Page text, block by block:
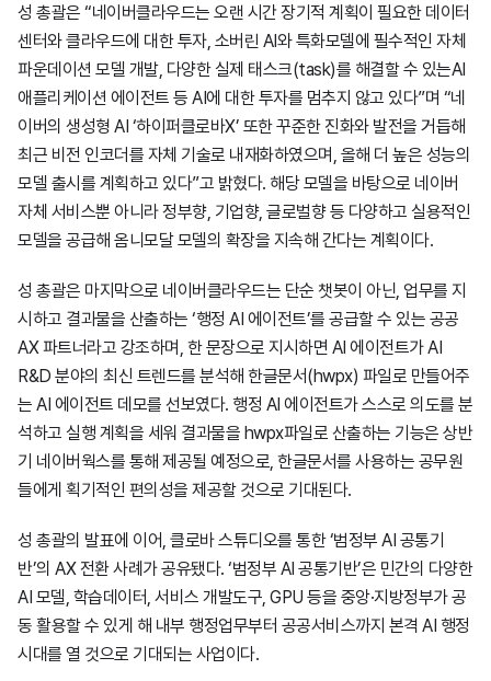
성 총괄은 “네이버클라우드는 오랜 시간 장기적 계획이 필요한 데이터
센터와 클라우드에 대한 투자, 소버린 AI와 특화모델에 필수적인 자체
파운데이션 모델 개발, 다양한 실제 태스크(task)를 해결할 수 있는AI
애플리케이션 에이전트 등 AI에 대한 투자를 멈추지 않고 있다”며 “네
이버의 생성형 AI ‘하이퍼클로바X’ 또한 꾸준한 진화와 발전을 거듭해
최근 비전 인코더를 자체 기술로 내재화하였으며, 올해 더 높은 성능의
모델 출시를 계획하고 있다”고 밝혔다. 해당 모델을 바탕으로 네이버
자체 서비스뿐 아니라 정부향, 기업향, 글로벌향 등 다양하고 실용적인
모델을 공급해 옴니모달 모델의 확장을 지속해 간다는 계획이다.
성 총괄은 마지막으로 네이버클라우드는 단순 챗봇이 아닌, 업무를 지
시하고 결과물을 산출하는 ‘행정 AI 에이전트’를 공급할 수 있는 공공
AX 파트너라고 강조하며, 한 문장으로 지시하면 AI 에이전트가 AI
R&D 분야의 최신 트렌드를 분석해 한글문서(hwpx) 파일로 만들어주
는 AI 에이전트 데모를 선보였다. 행정 AI 에이전트가 스스로 의도를 분
석하고 실행 계획을 세워 결과물을 hwpx파일로 산출하는 기능은 상반
기 네이버웍스를 통해 제공될 예정으로, 한글문서를 사용하는 공무원
들에게 획기적인 편의성을 제공할 것으로 기대된다.
성 총괄의 발표에 이어, 클로바 스튜디오를 통한 ‘범정부 AI 공통기
반’의 AX 전환 사례가 공유됐다. ‘범정부 AI 공통기반’은 민간의 다양한
AI 모델, 학습데이터, 서비스 개발도구, GPU 등을 중앙·지방정부가 공
동 활용할 수 있게 해 내부 행정업무부터 공공서비스까지 본격 AI 행정
시대를 열 것으로 기대되는 사업이다.